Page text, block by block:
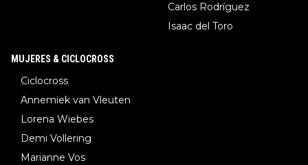
Carlos Rodríguez
Isaac del Toro
MUJERES & CICLOCROSS
Ciclocross
Annemiek van Vleuten
Lorena Wiebes
Demi Vollering
Marianne Vos